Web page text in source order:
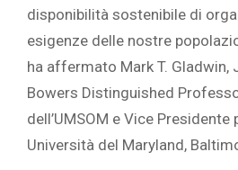
disponibilità sostenibile di
esigenze delle nostre
ha affermato Mark T. Gladwin,
Bowers Distinguished
dell’UMSOM e Vice
Università del Maryland,